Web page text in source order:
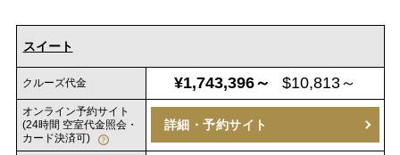
スイート
クルーズ代金 ¥1,743,396～ $10,813～
オンライン予約サイト
(24時間 空室代金照会・
カード決済可)
詳細・予約サイト